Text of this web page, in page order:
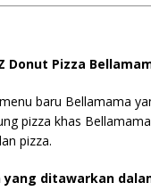
Donut Pizza
baru Bellamama
pizza khas
pizza.
yang ditawarkan